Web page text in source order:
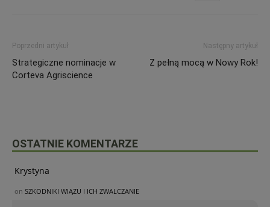
Poprzedni artykuł
Strategiczne nominacje w
Corteva Agriscience
Następny artykuł
Z pełną mocą w Nowy Rok!
OSTATNIE KOMENTARZE
Krystyna
on SZKODNIKI WIĄZU I ICH ZWALCZANIE